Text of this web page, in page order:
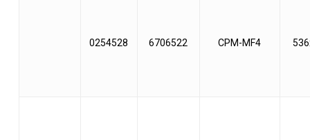
0254528 6706522 CPM-MF4